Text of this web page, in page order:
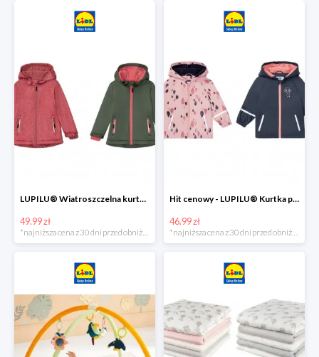
LUPILU® Wiatroszczelna kurtka dziecięca softshell, 1 sztuka
49.99 zł
Hit cenowy - LUPILU® Kurtka przeciwdeszczowa dziewczęca, 1 sztuka
46.99 zł